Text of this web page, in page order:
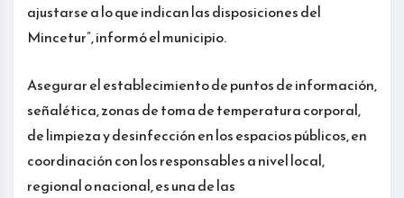
ajustarse a lo que indican las disposiciones del
Mincetur”, informó el municipio.
Asegurar el establecimiento de puntos de información,
señalética, zonas de toma de temperatura corporal,
de limpieza y desinfección en los espacios públicos, en
coordinación con los responsables a nivel local,
regional o nacional, es una de las